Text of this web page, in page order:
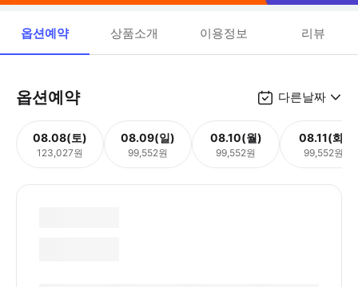
옵션예약 상품소개 이용정보 리뷰
옵션예약 다른날짜
08.08(토)
123,027원
08.09(일)
99,552원
08.10(월)
99,552원
08.11(화)
99,552원